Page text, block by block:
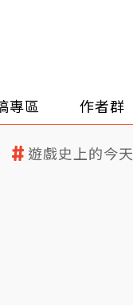
專區 作者群
遊戲史上的今天